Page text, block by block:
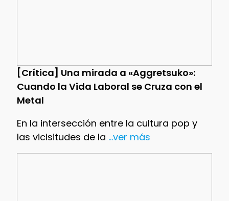
[Crítica] Una mirada a «Aggretsuko»:
Cuando la Vida Laboral se Cruza con el
Metal
En la intersección entre la cultura pop y
las vicisitudes de la ...ver más